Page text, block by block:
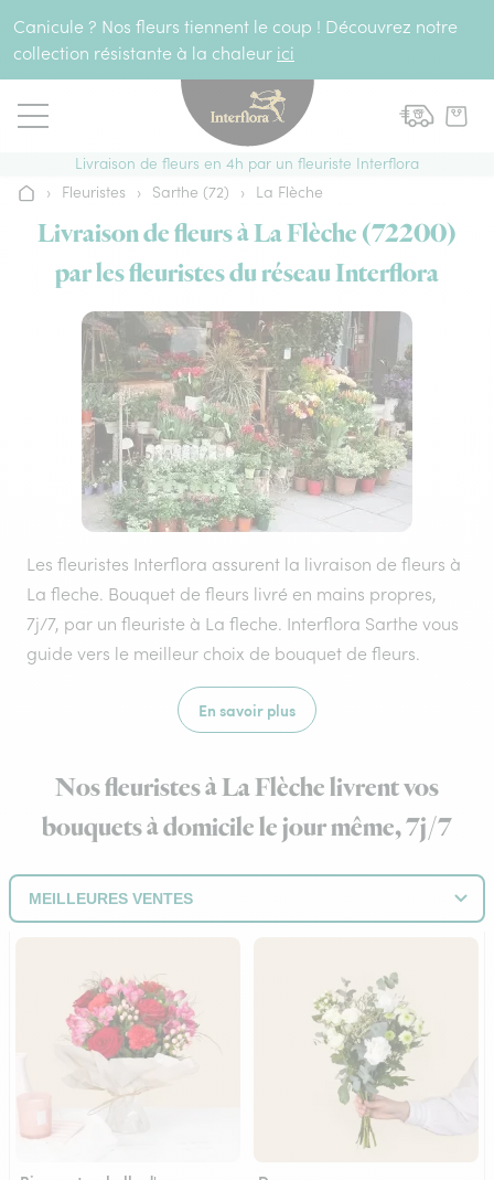
Canicule ? Nos fleurs tiennent le coup ! Découvrez notre
collection résistante à la chaleur ici
Livraison de fleurs en 4h par un fleuriste Interflora
Accueil
› Fleuristes › Sarthe (72) › La Flèche
Livraison de fleurs à La Flèche (72200)
par les fleuristes du réseau Interflora
Les fleuristes Interflora assurent la livraison de fleurs à
La fleche. Bouquet de fleurs livré en mains propres,
7j/7, par un fleuriste à La fleche. Interflora Sarthe vous
guide vers le meilleur choix de bouquet de fleurs.
En savoir plus
Nos fleuristes à La Flèche livrent vos
bouquets à domicile le jour même, 7j/7